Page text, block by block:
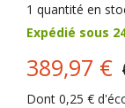
1 quantité en
Expédié sous
389,97 €
Dont 0,25 €